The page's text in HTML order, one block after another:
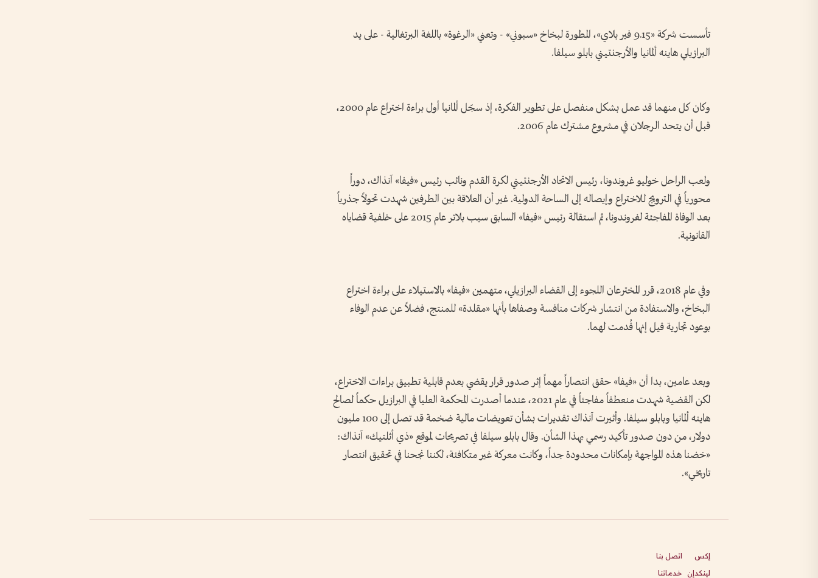
تأسست شركة «9.15 فير بلاي»، المطورة لبخاخ «سبوني» - وتعني «الرغوة» باللغة البرتغالية - على يد
البرازيلي هاينه ألمانيا والأرجنتيني بابلو سيلفا.
وكان كل منهما قد عمل بشكل منفصل على تطوير الفكرة، إذ سجّل ألمانيا أول براءة اختراع عام 2000،
قبل أن يتحد الرجلان في مشروع مشترك عام 2006.
ولعب الراحل خوليو غروندونا، رئيس الاتحاد الأرجنتيني لكرة القدم ونائب رئيس «فيفا» آنذاك، دوراً
محورياً في الترويج للاختراع وإيصاله إلى الساحة الدولية. غير أن العلاقة بين الطرفين شهدت تحولاً جذرياً
بعد الوفاة المفاجئة لغروندونا، ثم استقالة رئيس «فيفا» السابق سيب بلاتر عام 2015 على خلفية قضاياه
القانونية.
وفي عام 2018، قرر المخترعان اللجوء إلى القضاء البرازيلي، متهمين «فيفا» بالاستيلاء على براءة اختراع
البخاخ، والاستفادة من انتشار شركات منافسة وصفاها بأنها «مقلدة» للمنتج، فضلاً عن عدم الوفاء
بوعود تجارية قيل إنها قُدمت لهما.
وبعد عامين، بدا أن «فيفا» حقق انتصاراً مهماً إثر صدور قرار يقضي بعدم قابلية تطبيق براءات الاختراع،
لكن القضية شهدت منعطفاً مفاجئاً في عام 2021، عندما أصدرت المحكمة العليا في البرازيل حكماً لصالح
هاينه ألمانيا وبابلو سيلفا. وأثيرت آنذاك تقديرات بشأن تعويضات مالية ضخمة قد تصل إلى 100 مليون
دولار، من دون صدور تأكيد رسمي بهذا الشأن. وقال بابلو سيلفا في تصريحات لموقع «ذي أثلتيك» آنذاك:
«خضنا هذه المواجهة بإمكانات محدودة جداً، وكانت معركة غير متكافئة، لكننا نجحنا في تحقيق انتصار
تاريخي».
إكس
لينكدإن
اتصل بنا
خدماتنا